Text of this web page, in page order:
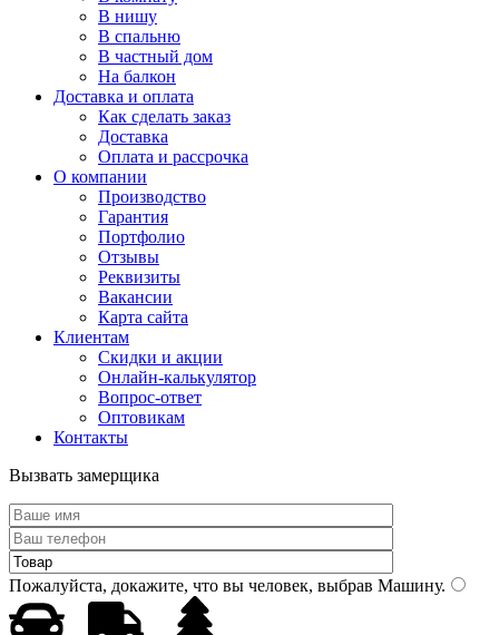
В нишу
В спальню
В частный дом
На балкон
Доставка и оплата
Как сделать заказ
Доставка
Оплата и рассрочка
О компании
Производство
Гарантия
Портфолио
Отзывы
Реквизиты
Вакансии
Карта сайта
Клиентам
Скидки и акции
Онлайн-калькулятор
Вопрос-ответ
Оптовикам
Контакты
Вызвать замерщика
Пожалуйста, докажите, что вы человек, выбрав Машину.